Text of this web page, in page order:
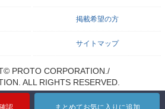
認 まとめてお気に入りに追加
掲載希望の方
サイトマップ
PROTO CORPORATION./
ALL RIGHTS RESERVED.